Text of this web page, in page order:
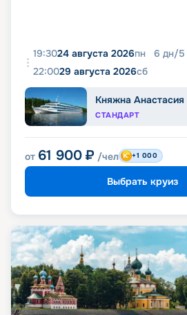
19:3024 августа 2026пн 6 дн/5
22:0029 августа 2026сб
Княжна Анастасия
СТАНДАРТ
от 61 900 ₽ /чел +1 000
Выбрать круиз